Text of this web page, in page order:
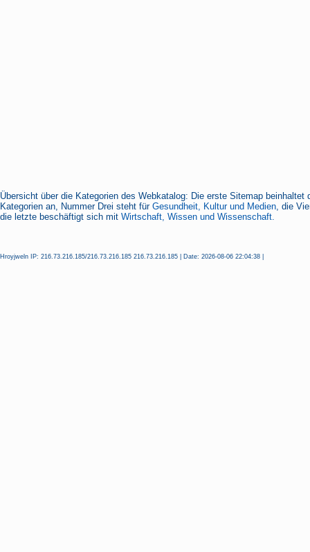
Übersicht über die Kategorien des Webkatalog: Die erste Sitemap beinhaltet
Kategorien an, Nummer Drei steht für Gesundheit, Kultur und Medien, die
die letzte beschäftigt sich mit Wirtschaft, Wissen und Wissenschaft.
Hroyjweln IP: 216.73.216.185/216.73.216.185 216.73.216.185 | Date: 2026-08-06 22:04:38 |